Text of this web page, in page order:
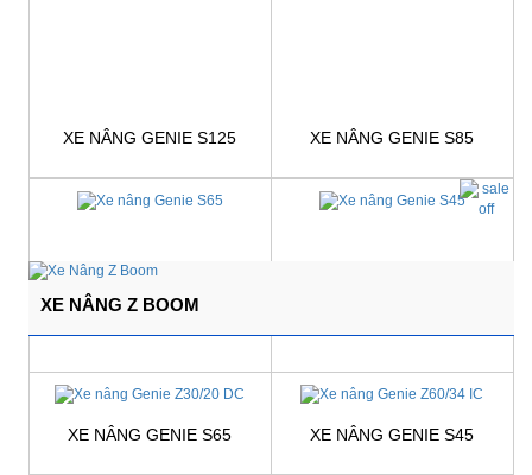
XE NÂNG GENIE S125
Giá:Liên hệ
XE NÂNG GENIE S85
Giá:Liên hệ
XE NÂNG GENIE S65 XE NÂNG GENIE S45
XE NÂNG Z BOOM